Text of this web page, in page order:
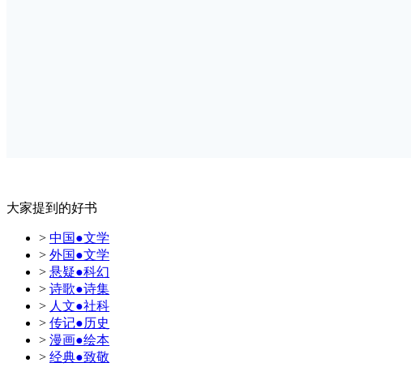
大家提到的好书
> 中国●文学
> 外国●文学
> 悬疑●科幻
> 诗歌●诗集
> 人文●社科
> 传记●历史
> 漫画●绘本
> 经典●致敬